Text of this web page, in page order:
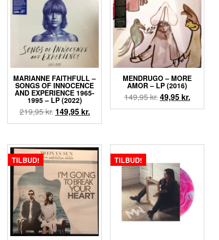
MARIANNE FAITHFULL –
SONGS OF INNOCENCE
AND EXPERIENCE 1965-
1995 – LP (2022)
219,95kr. Den
oprindelige
var:
219,95 kr..
149,95 kr.Den
aktuelle
er:
149,95 kr..
MENDRUGO – MORE
AMOR – LP (2016)
149,95kr.Den
oprindelige
49,95 kr.Den
aktuelle
TILBUD! TILBUD!